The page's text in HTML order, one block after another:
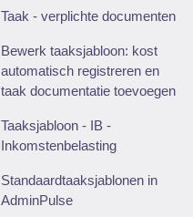
Taak - verplichte documenten
Bewerk taaksjabloon: kost
automatisch registreren en
taak documentatie toevoegen
Taaksjabloon - IB -
Inkomstenbelasting
Standaardtaaksjablonen in
AdminPulse